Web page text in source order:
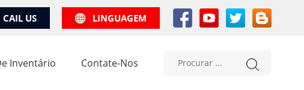
CAIL US LINGUAGEM
Inventário Contate-Nos